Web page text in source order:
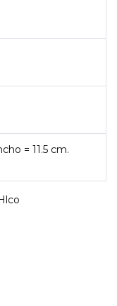
= 11.5 cm.